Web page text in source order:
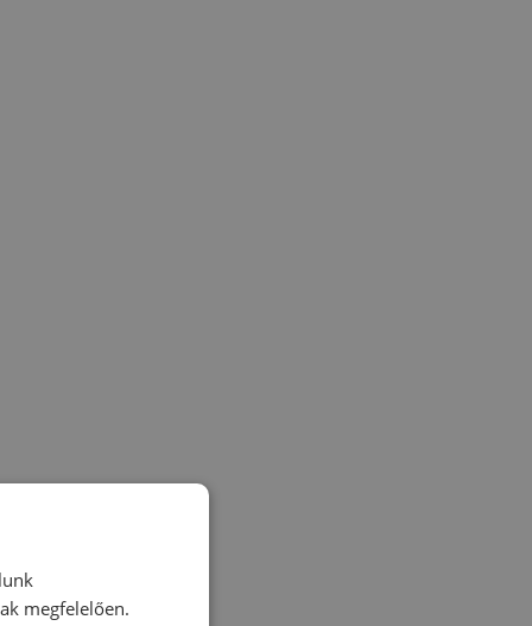
megfelelően.